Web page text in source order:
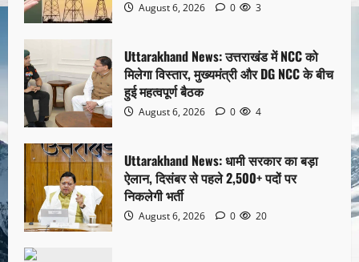
August 6, 2026 0 3
Uttarakhand News: उत्तराखंड में NCC को
मिलेगा विस्तार, मुख्यमंत्री और DG NCC के बीच
हुई महत्वपूर्ण बैठक
August 6, 2026 0 4
Uttarakhand News: धामी सरकार का बड़ा
ऐलान, दिसंबर से पहले 2,500+ पदों पर
निकलेगी भर्ती
August 6, 2026 0 20